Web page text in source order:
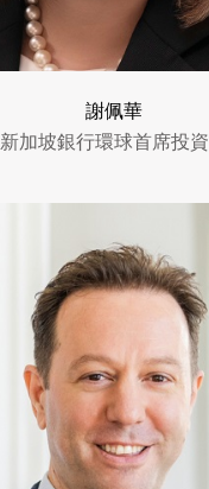
謝佩華
新加坡銀行環球首席投